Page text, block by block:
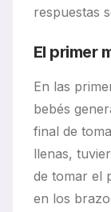
respuestas
El primer
En las
bebés
final de
llenas,
de tomar el
en los